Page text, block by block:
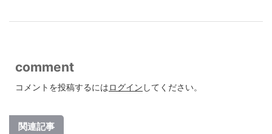
comment
コメントを投稿するにはログイン してください。
関連記事